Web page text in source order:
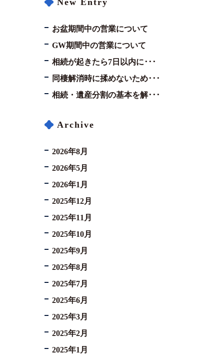
New Entry
お盆期間中の営業について
GW期間中の営業について
相続が起きたら7日以内に･･･
同棲解消時に揉めないため･･･
相続・遺産分割の基本を解･･･
Archive
2026年8月
2026年5月
2026年1月
2025年12月
2025年11月
2025年10月
2025年9月
2025年8月
2025年7月
2025年6月
2025年3月
2025年2月
2025年1月